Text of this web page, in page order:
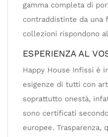
gamma completa di
contraddistinte da una
collezioni rispondono
ESPERIENZA AL
Happy House Infissi è
esigenze di tutti con
soprattutto onestà,
sono certificati
europee. Trasparenza,